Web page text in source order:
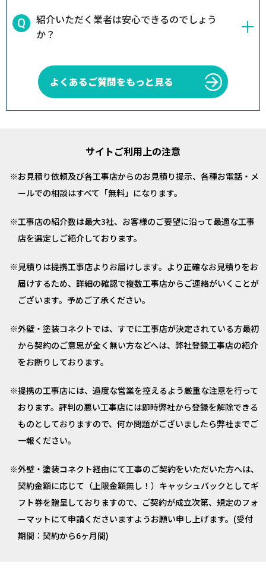
紹介いただく業者は安心できるのでしょう
か？
よくあるご質問をもっと見る
サイトご利用上の注意
お見積り依頼及び各工事店からのお見積り提示、各種お電話・メ
ールでの相談はすべて「無料」になります。
工事店の紹介数は最大3社、お客様のご要望に沿って最適な工事
店を選定しご紹介しております。
見積りは提携工事店よりお届けします。より正確なお見積りをお
届けするため、詳細の確認で複数工事店からご連絡がいくことが
ございます。予めご了承ください。
外壁・塗装コネクトでは、すでに工事店が決定されている方最初
から契約のご意思が全く無い方などへは、弊社登録工事店の紹介
をお断りしております。
提携の工事店には、過度な営業を控えるよう厳重な注意を行って
おります。評判の悪い工事店には即時弊社から登録を解除できる
ものとしておりますので、何か問題がございましたら弊社までご
一報ください。
外壁・塗装コネクト経由にて工事のご契約をいただいた方へは、
契約金額に応じて（上限金額無し！）キャッシュバックとしてギ
フト券を贈呈しておりますので、ご契約が成立次第、規定のフォ
ーマットにて申請くださいますようお願い申し上げます。(受付
期間：契約から6ヶ月間)